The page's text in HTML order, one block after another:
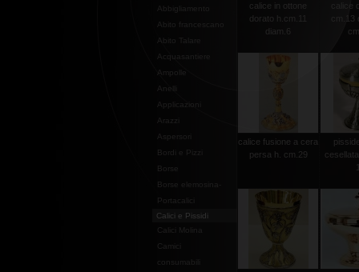
Abbigliamento
Abito francescano
Abito Talare
Acquasantiere
Ampolle
Anelli
Applicazioni
Arazzi
Aspersori
Bordi e Pizzi
Borse
Borse elemosina-
Portacalici
Calici e Pissidi
Calici Molina
calice in ottone
dorato h.cm.11
diam.6
cm.13
calice fusione a cera
persa h. cm.29